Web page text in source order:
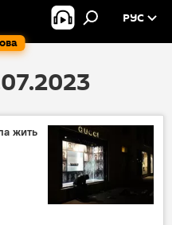
РУС
жить